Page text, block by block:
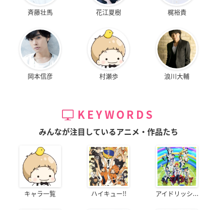
斉藤壮馬 花江夏樹 梶裕貴
岡本信彦 村瀬歩 浪川大輔
KEYWORDS
みんなが注目しているアニメ・作品たち
キャラ一覧 ハイキュー!! アイドリッシ...